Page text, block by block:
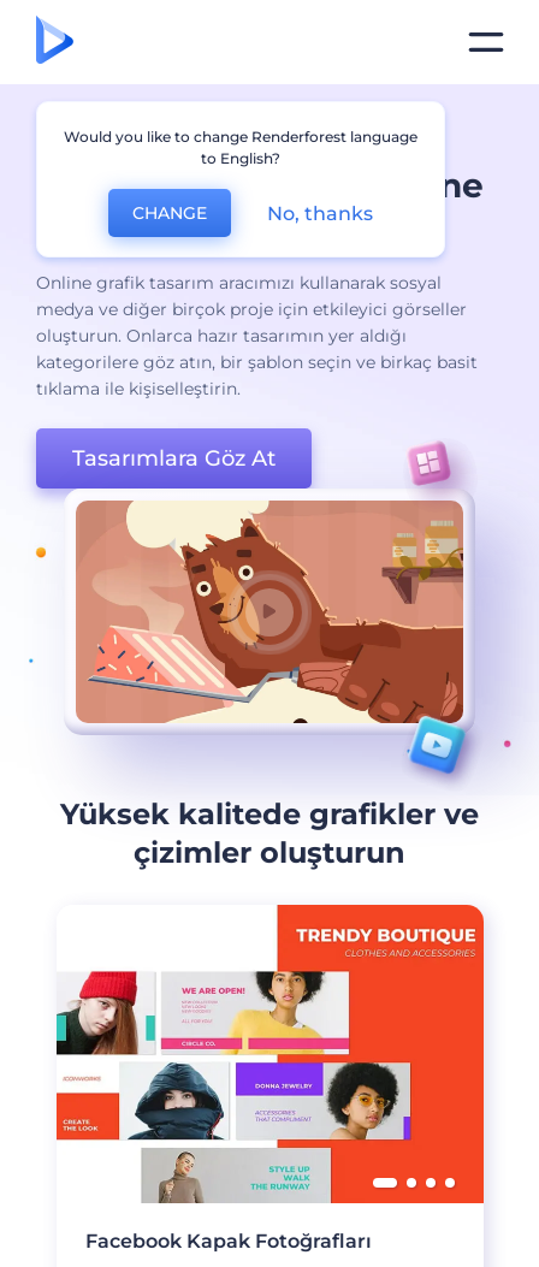
Grafik Tasarım
Programları
: Kolay Online
Grafik Oluşturma Aracı
Online grafik tasarım aracımızı kullanarak sosyal
medya ve diğer birçok proje için etkileyici görseller
oluşturun. Onlarca hazır tasarımın yer aldığı
kategorilere göz atın, bir şablon seçin ve birkaç basit
tıklama ile kişiselleştirin.
Tasarımlara Göz At
Yüksek kalitede grafikler ve
çizimler oluşturun
Facebook Kapak Fotoğrafları
Would you like to change Renderforest language
to English?
CHANGE No, thanks